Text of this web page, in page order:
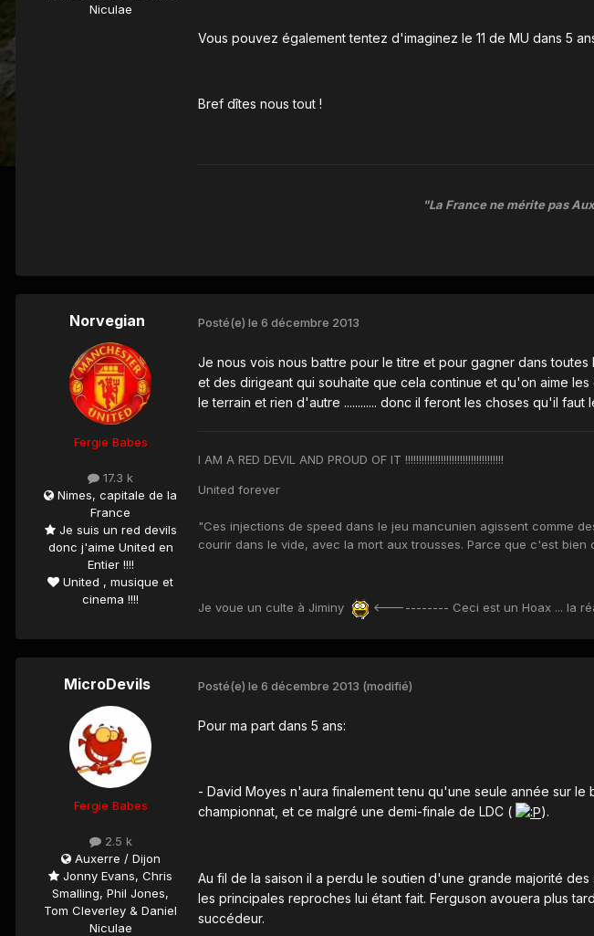
Niculae
Vous pouvez également tentez d'imaginez le 11 de MU dans 5
Bref dîtes nous tout !
"La France ne mérite pas
Norvegian
Fergie Babes
17.3 k
Nimes, capitale de la
France
Je suis un red devils
donc j'aime United en
Entier !!!!
United , musique et
cinema !!!!
Posté(e) le 6 décembre 2013
Je nous vois nous battre pour le titre et pour gagner dans
et des dirigeant qui souhaite que cela continue et qu'on aime
le terrain et rien d'autre ............ donc il feront les choses qu'il faut
I AM A RED DEVIL AND PROUD OF IT !!!!!!!!!!!!!!!!!!!!!!!!!!!!!!!!!!!!
United forever
"Ces injections de speed dans le jeu mancunien agissent comme
courir dans le vide, avec la mort aux trousses. Parce que c'est bien
Je voue un culte à Jiminy <----------- Ceci est un Hoax ... la
MicroDevils
Fergie Babes
2.5 k
Auxerre / Dijon
Jonny Evans, Chris
Smalling, Phil Jones,
Tom Cleverley & Daniel
Niculae
Posté(e) le 6 décembre 2013 (modifié)
Pour ma part dans 5 ans:
- David Moyes n'aura finalement tenu qu'une seule année sur
championnat, et ce malgré une demi-finale de LDC (
).
Au fil de la saison il a perdu le soutien d'une grande majorité
les principales reproches lui étant fait. Ferguson avouera plus
succédeur.